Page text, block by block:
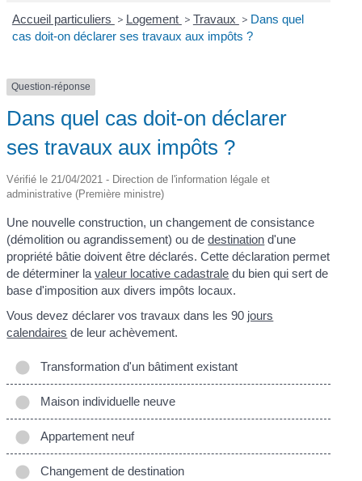
Accueil particuliers > Logement > Travaux > Dans quel
cas doit-on déclarer ses travaux aux impôts ?
Question-réponse
Dans quel cas doit-on déclarer
ses travaux aux impôts ?
Vérifié le 21/04/2021 - Direction de l'information légale et
administrative (Première ministre)
Une nouvelle construction, un changement de consistance
(démolition ou agrandissement) ou dedestination d'une
propriété bâtie doivent être déclarés. Cette déclaration permet
de déterminer lavaleur locative cadastrale du bien qui sert de
base d'imposition aux divers impôts locaux.
Vous devez déclarer vos travaux dans les 90 jours
calendaires de leur achèvement.
Transformation d'un bâtiment existant
Maison individuelle neuve
Appartement neuf
Changement de destination